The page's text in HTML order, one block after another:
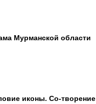
Мурманской области
иконы. Со-творение